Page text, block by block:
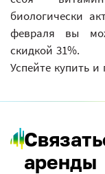
биологически
февраля вы
скидкой 31%.
Успейте купить
аренды